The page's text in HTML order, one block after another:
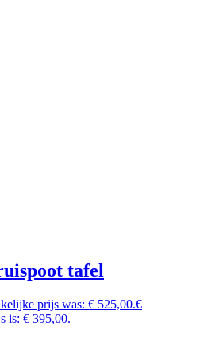
tafel
prijs was: € 525,00.€
is: € 395,00.